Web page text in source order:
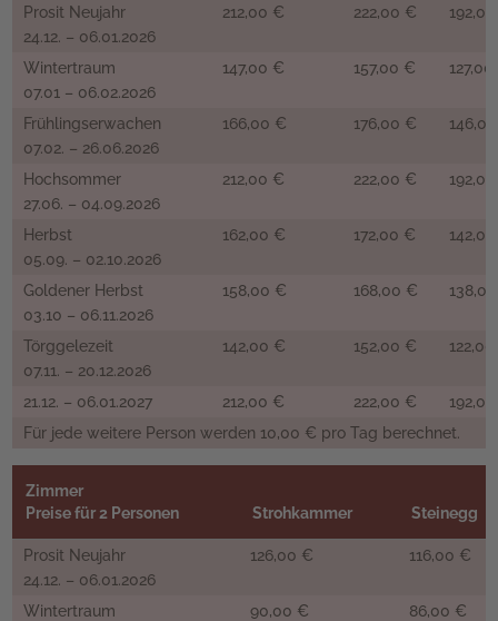
Prosit Neujahr
24.12. – 06.01.2026
212,00 € 222,00 €
Wintertraum
07.01 – 06.02.2026
147,00 € 157,00 €
Frühlingserwachen
07.02. – 26.06.2026
166,00 € 176,00 €
Hochsommer
27.06. – 04.09.2026
212,00 € 222,00 €
Herbst
05.09. – 02.10.2026
162,00 € 172,00 €
Goldener Herbst
03.10 – 06.11.2026
158,00 € 168,00 €
Törggelezeit
07.11. – 20.12.2026
142,00 € 152,00 €
21.12. – 06.01.2027 212,00 € 222,00 €
Für jede weitere Person werden 10,00 € pro Tag berechnet.
Zimmer
Preise für 2 Personen
Strohkammer Steinegg
Prosit Neujahr
24.12. – 06.01.2026
126,00 € 116,00 €
Wintertraum
90,00 € 86,00 €